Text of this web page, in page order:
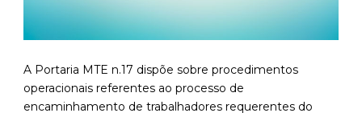
A Portaria MTE n.17 dispõe sobre procedimentos
operacionais referentes ao processo de
encaminhamento de trabalhadores requerentes do